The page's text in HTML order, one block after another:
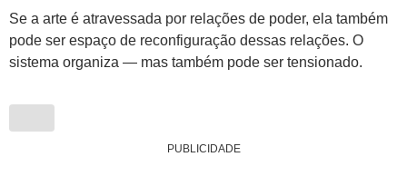
Se a arte é atravessada por relações de poder, ela também
pode ser espaço de reconfiguração dessas relações. O
sistema organiza — mas também pode ser tensionado.
PUBLICIDADE